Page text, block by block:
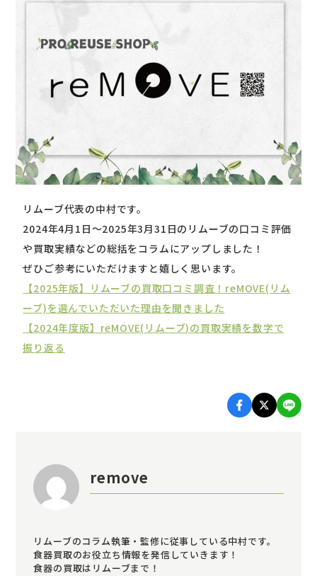
リムーブ代表の中村です。
2024年4月1日～2025年3月31日のリムーブの口コミ評価
や買取実績などの総括をコラムにアップしました！
ぜひご参考にいただけますと嬉しく思います。
【2025年版】リムーブの買取口コミ調査！reMOVE(リム
ーブ)を選んでいただいた理由を聞きました
【2024年度版】reMOVE(リムーブ)の買取実績を数字で
振り返る
remove
リムーブのコラム執筆・監修に従事している中村です。
食器買取のお役立ち情報を発信していきます！
食器の買取はリムーブまで！